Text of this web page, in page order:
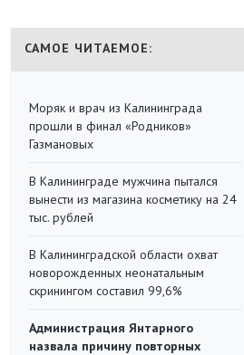
САМОЕ ЧИТАЕМОЕ:
Моряк и врач из Калининграда
прошли в финал «Родников»
Газмановых
В Калининграде мужчина пытался
вынести из магазина косметику на 24
тыс. рублей
В Калининградской области охват
новорожденных неонатальным
скринингом составил 99,6%
Администрация Янтарного
назвала причину повторных